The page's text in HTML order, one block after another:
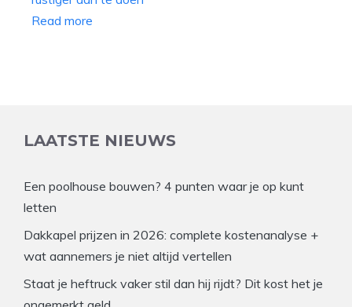
Read more
LAATSTE NIEUWS
Een poolhouse bouwen? 4 punten waar je op kunt
letten
Dakkapel prijzen in 2026: complete kostenanalyse +
wat aannemers je niet altijd vertellen
Staat je heftruck vaker stil dan hij rijdt? Dit kost het je